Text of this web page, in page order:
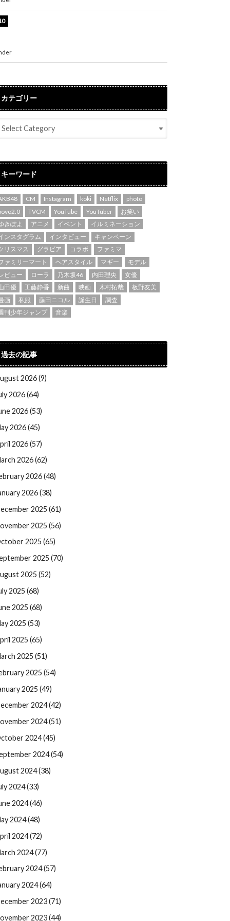
カテゴリー
キーワード
CM Instagram koki Netflix
photo
TVCM YouTube YouTuber
お笑い
きぽよ
アニメ イベント
イルミネーション
ンスタグラム
インタビュー
キャンペーン
リスマス
グラビア コラボ
ファミマ
ァミリーマート
ヘアスタイル マギー
モデル
ビュー
ローラ 乃木坂46 内田理央
女優
田優
工藤静香 新曲 映画 木村拓哉
板野友美
画
私服 藤田ニコル 誕生日
調査
刊少年ジャンプ
音楽
過去の記事
2026 (9)
2026 (64)
2026 (53)
2026 (45)
2026 (57)
2026 (62)
2026 (48)
2026 (38)
2025 (61)
2025 (56)
2025 (65)
2025 (70)
2025 (52)
2025 (68)
2025 (68)
2025 (53)
2025 (65)
2025 (51)
2025 (54)
2025 (49)
2024 (42)
2024 (51)
2024 (45)
2024 (54)
2024 (38)
2024 (33)
2024 (46)
2024 (48)
2024 (72)
2024 (77)
2024 (57)
2024 (64)
2023 (71)
2023 (44)